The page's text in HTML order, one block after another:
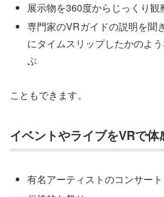
展示物を360度からじっくり観
専門家のVRガイドの説明を聞
にタイムスリップしたかのよ
ぶ
こともできます。
イベントやライブをVRで体
有名アーティストのコンサート